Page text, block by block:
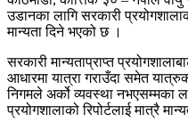
उडानका लागि सरकारी
मान्यता दिने भएको छ ।
सरकारी मान्यताप्राप्त
आधारमा यात्रा गराउँदा समेत
निगमले अर्को व्यवस्था नभएसम्मका
प्रयोगशालाको रिपोर्टलाई मात्रै